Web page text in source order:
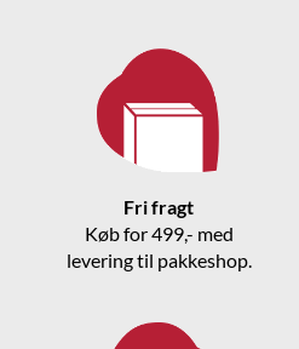
Fri fragt
Køb for 499,- med
levering til pakkeshop.